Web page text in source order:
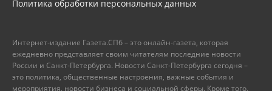
Политика обработки персональных данных
Интернет-издание Газета.СПб – это онлайн-газета, которая
ежедневно представляет своим читателям последние новости
России и Санкт-Петербурга. Новости Санкт-Петербурга сегодня –
это политика, общественные настроения, важные события и
мероприятия, новости бизнеса и социальной сферы. Кроме того,